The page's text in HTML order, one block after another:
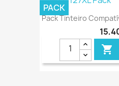
Pack Tinteiro

PACK